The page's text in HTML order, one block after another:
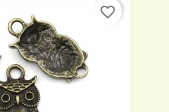
favorite_border